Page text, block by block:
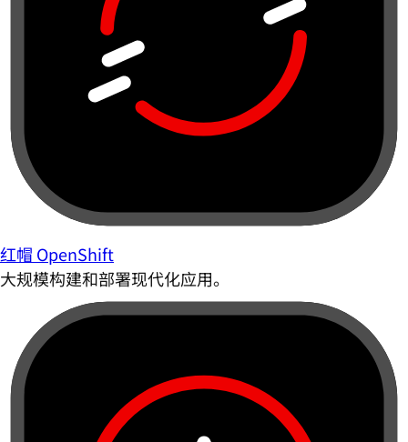
红帽 OpenShift
大规模构建和部署现代化应用。